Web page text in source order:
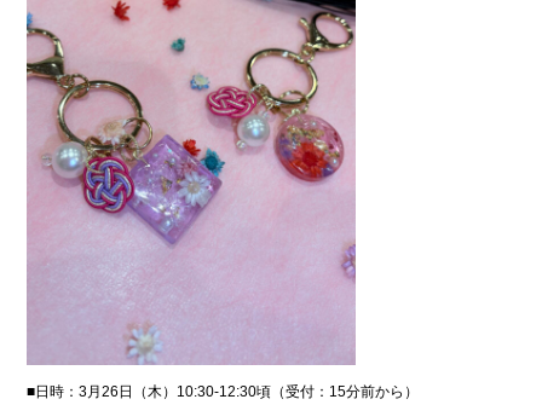
■日時：3月26日（木）10:30-12:30頃（受付：15分前から）